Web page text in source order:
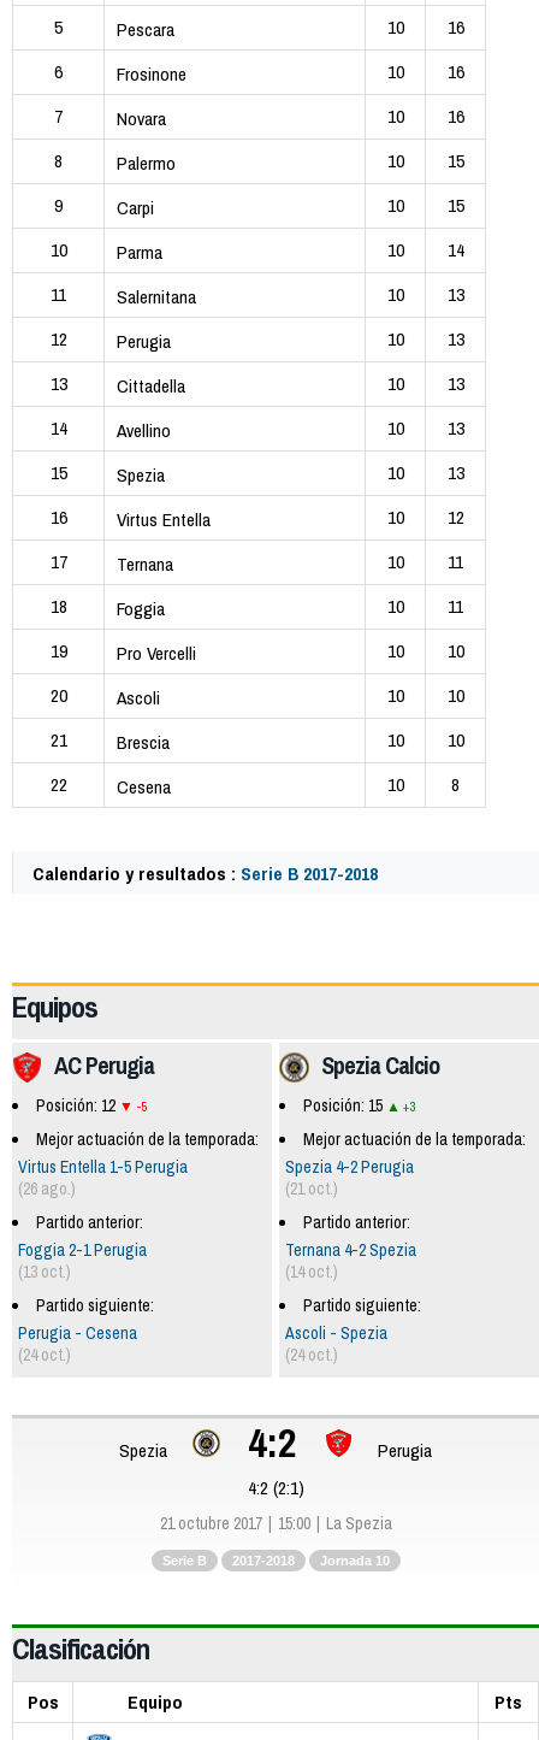
5
Pescara 10
16
6
Frosinone 10
16
7
Novara 10
16
8
Palermo 10
15
9
Carpi 10
15
10
Parma 10
14
11
Salernitana 10
13
12
Perugia 10
13
13
Cittadella 10
13
14
Avellino 10
13
15
Spezia 10
13
16
Virtus Entella 10
12
17
Ternana 10
11
18
Foggia 10
11
19
Pro Vercelli 10
10
20
Ascoli 10
10
21
Brescia 10
10
22
Cesena 10 8
Calendario y resultados : Serie B 2017-2018
Equipos
Spezia Calcio
Posición: 15 +3
Mejor actuación de la temporada:
Spezia 4-2 Perugia
(21 oct.)
Partido anterior:
Ternana 4-2 Spezia
(14 oct.)
Partido siguiente:
Ascoli - Spezia
(24 oct.)
AC Perugia
Posición: 12 -5
Mejor actuación de la temporada:
Virtus Entella 1-5 Perugia
(26 ago.)
Partido anterior:
Foggia 2-1 Perugia
(13 oct.)
Partido siguiente:
Perugia - Cesena
(24 oct.)
Spezia 4:2
Perugia
4:2 (2:1)
21 octubre 2017 15:00 La Spezia
Serie B 2017-2018 Jornada 10
Clasificación
Pos Equipo
Pts